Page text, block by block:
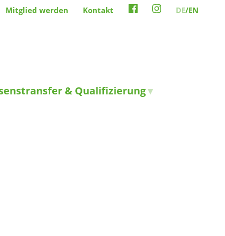
Mitglied werden Kontakt DE/EN
& Qualifizierung